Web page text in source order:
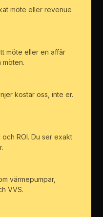
möte eller revenue
möte eller en affär
möten.
kostar oss, inte er.
och ROI. Du ser exakt
värmepumpar,
VVS.